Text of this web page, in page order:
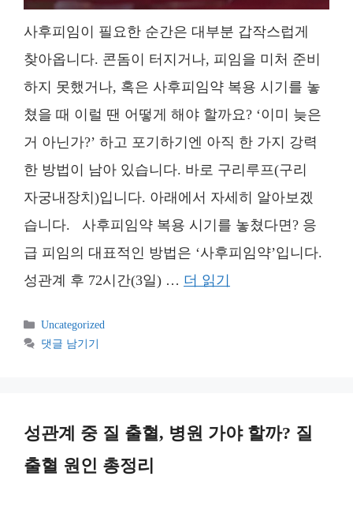
사후피임이 필요한 순간은 대부분 갑작스럽게
찾아옵니다. 콘돔이 터지거나, 피임을 미처 준비
하지 못했거나, 혹은 사후피임약 복용 시기를 놓
쳤을 때 이럴 땐 어떻게 해야 할까요? ‘이미 늦은
거 아닌가?’ 하고 포기하기엔 아직 한 가지 강력
한 방법이 남아 있습니다. 바로 구리루프(구리
자궁내장치)입니다. 아래에서 자세히 알아보겠
습니다. 사후피임약 복용 시기를 놓쳤다면? 응
급 피임의 대표적인 방법은 ‘사후피임약’입니다.
성관계 후 72시간(3일) … 더 읽기
카
테
Uncategorized
댓글 남기기
성관계 중 질 출혈, 병원 가야 할까? 질
출혈 원인 총정리